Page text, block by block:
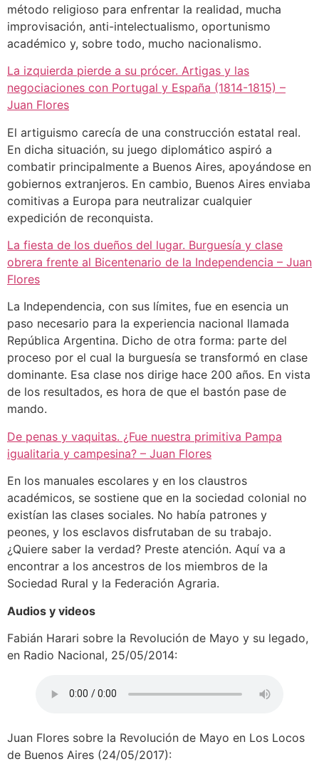
método religioso para enfrentar la realidad, mucha
improvisación, anti-intelectualismo, oportunismo
académico y, sobre todo, mucho nacionalismo.
La izquierda pierde a su prócer. Artigas y las
negociaciones con Portugal y España (1814-1815) –
Juan Flores
El artiguismo carecía de una construcción estatal real.
En dicha situación, su juego diplomático aspiró a
combatir principalmente a Buenos Aires, apoyándose en
gobiernos extranjeros. En cambio, Buenos Aires enviaba
comitivas a Europa para neutralizar cualquier
expedición de reconquista.
La fiesta de los dueños del lugar. Burguesía y clase
obrera frente al Bicentenario de la Independencia – Juan
Flores
La Independencia, con sus límites, fue en esencia un
paso necesario para la experiencia nacional llamada
República Argentina. Dicho de otra forma: parte del
proceso por el cual la burguesía se transformó en clase
dominante. Esa clase nos dirige hace 200 años. En vista
de los resultados, es hora de que el bastón pase de
mando.
De penas y vaquitas. ¿Fue nuestra primitiva Pampa
igualitaria y campesina? – Juan Flores
En los manuales escolares y en los claustros
académicos, se sostiene que en la sociedad colonial no
existían las clases sociales. No había patrones y
peones, y los esclavos disfrutaban de su trabajo.
¿Quiere saber la verdad? Preste atención. Aquí va a
encontrar a los ancestros de los miembros de la
Sociedad Rural y la Federación Agraria.
Audios y videos
Fabián Harari sobre la Revolución de Mayo y su legado,
en Radio Nacional, 25/05/2014:
Juan Flores sobre la Revolución de Mayo en Los Locos
de Buenos Aires (24/05/2017):